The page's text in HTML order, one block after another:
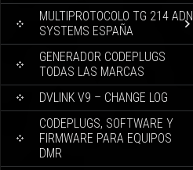
MULTIPROTOCOLO TG 214 ADN
SYSTEMS ESPAÑA
GENERADOR CODEPLUGS
TODAS LAS MARCAS
DVLINK V9 – CHANGE LOG
CODEPLUGS, SOFTWARE Y
FIRMWARE PARA EQUIPOS
DMR